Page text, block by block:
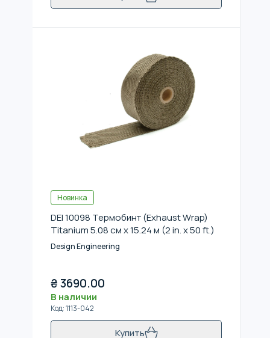
Новинка
DEI 10098 Термобинт (Exhaust Wrap)
Titanium 5.08 см x 15.24 м (2 in. x 50 ft.)
Design Engineering
₴3690.00
В наличии
Код:1113-042
Купить